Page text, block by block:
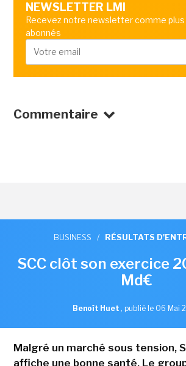
NEWSLETTER LMI
Recevez notre newsletter comme
abonnés
Commentaire
BUSINESS / RÉSULTATS
SCC clôt son exercice
Md€
Benoît Huet , publié le 06 Mai
Malgré un marché sous tension,
affiche une bonne santé. Le